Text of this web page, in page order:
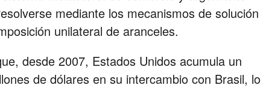
mediante los mecanismos de solución
unilateral de aranceles.
desde 2007, Estados Unidos acumula un
de dólares en su intercambio con Brasil, lo